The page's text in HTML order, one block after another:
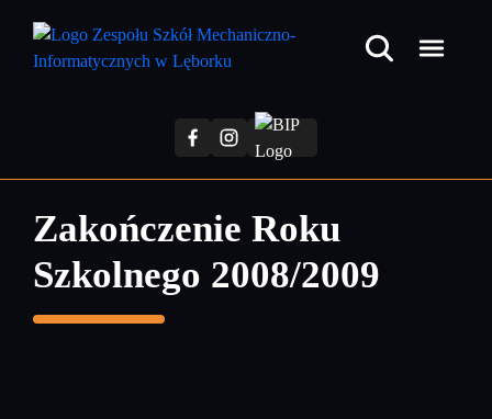
treści
Zakończenie Roku
Szkolnego 2008/2009